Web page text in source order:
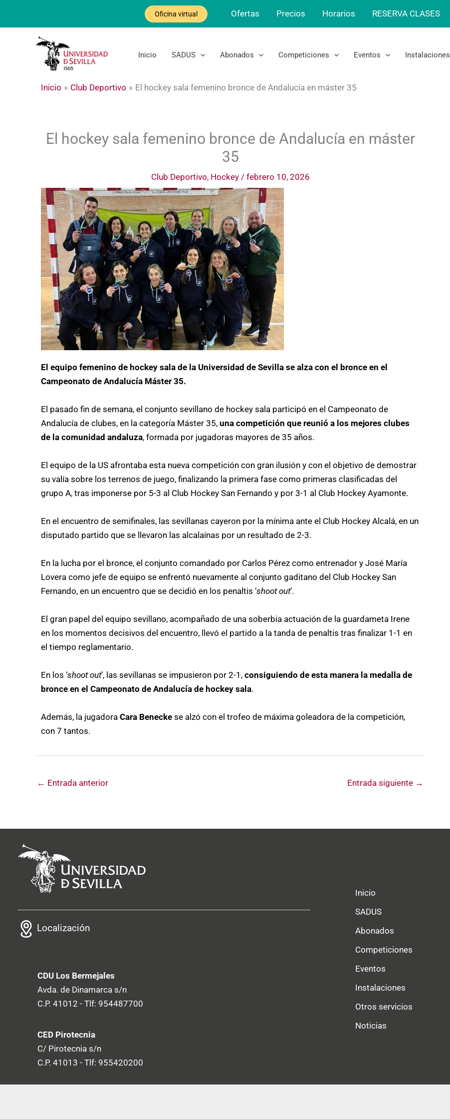
Oficina virtual Ofertas Precios Horarios RESERVA CLASES
Inicio SADUS Abonados Competiciones Eventos Instalaciones
Inicio Club Deportivo El hockey sala femenino bronce de Andalucía en máster 35
El hockey sala femenino bronce de Andalucía en máster
35
Club Deportivo, Hockey/ febrero 10, 2026
El equipo femenino de hockey sala de la Universidad de Sevilla se alza con el bronce en el
Campeonato de Andalucía Máster 35.
El pasado fin de semana, el conjunto sevillano de hockey sala participó en el Campeonato de
Andalucía de clubes, en la categoría Máster 35, una competición que reunió a los mejores clubes
de la comunidad andaluza, formada por jugadoras mayores de 35 años.
El equipo de la US afrontaba esta nueva competición con gran ilusión y con el objetivo de demostrar
su valía sobre los terrenos de juego, finalizando la primera fase como primeras clasificadas del
grupo A, tras imponerse por 5-3 al Club Hockey San Fernando y por 3-1 al Club Hockey Ayamonte.
En el encuentro de semifinales, las sevillanas cayeron por la mínima ante el Club Hockey Alcalá, en un
disputado partido que se llevaron las alcalaínas por un resultado de 2-3.
En la lucha por el bronce, el conjunto comandado por Carlos Pérez como entrenador y José María
Lovera como jefe de equipo se enfrentó nuevamente al conjunto gaditano del Club Hockey San
Fernando, en un encuentro que se decidió en los penaltis ‘shoot out’.
El gran papel del equipo sevillano, acompañado de una soberbia actuación de la guardameta Irene
en los momentos decisivos del encuentro, llevó el partido a la tanda de penaltis tras finalizar 1-1 en
el tiempo reglamentario.
En los ‘shoot out’, las sevillanas se impusieron por 2-1, consiguiendo de esta manera la medalla de
bronce en el Campeonato de Andalucía de hockey sala.
Además, la jugadora Cara Benecke se alzó con el trofeo de máxima goleadora de la competición,
con 7 tantos.
← Entrada anterior Entrada siguiente →
Localización
CDU Los Bermejales
Avda. de Dinamarca s/n
C.P. 41012 - Tlf: 954487700
CED Pirotecnia
C/ Pirotecnia s/n
C.P. 41013 - Tlf: 955420200
Inicio
SADUS
Abonados
Competiciones
Eventos
Instalaciones
Otros servicios
Noticias